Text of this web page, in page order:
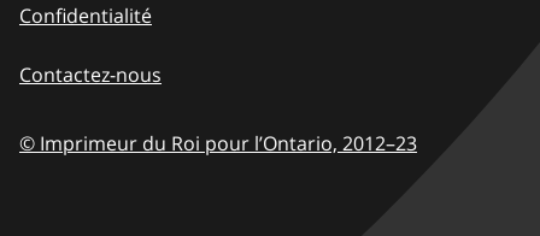
Confidentialité
Contactez-nous
© Imprimeur du Roi pour l’Ontario, 2012–23